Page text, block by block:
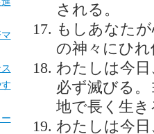
される。
もしあなた
の神々にひ
わたしは今
必ず滅びる
地で長く生
わたしは今